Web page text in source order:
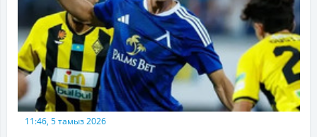
11:46, 5 тамыз 2026